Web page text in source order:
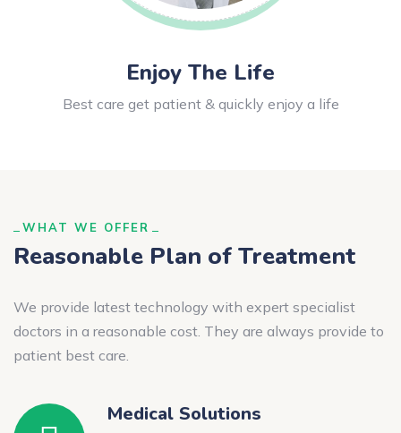
Enjoy The Life
Best care get patient & quickly enjoy a life
WHAT WE OFFER
Reasonable Plan of Treatment
We provide latest technology with expert specialist
doctors in a reasonable cost. They are always provide to
patient best care.
Medical Solutions